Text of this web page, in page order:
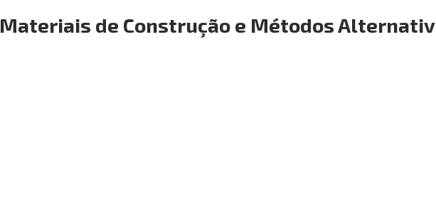
Materiais de Construção e Métodos